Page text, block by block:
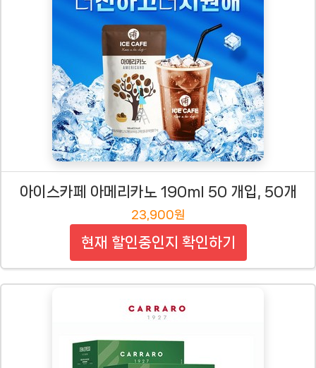
아이스카페 아메리카노 190ml 50 개입, 50개
23,900원
현재 할인중인지 확인하기